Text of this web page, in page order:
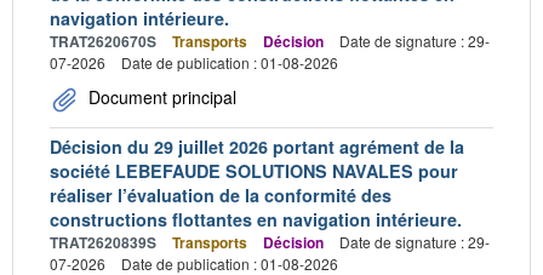
navigation intérieure.
TRAT2620670S Transports Décision
Date de signature : 29-
07-2026
Date de publication : 01-08-2026
Document principal
Décision du 29 juillet 2026 portant agrément de la
société LEBEFAUDE SOLUTIONS NAVALES pour
réaliser l’évaluation de la conformité des
constructions flottantes en navigation intérieure.
TRAT2620839S Transports Décision
Date de signature : 29-
07-2026
Date de publication : 01-08-2026